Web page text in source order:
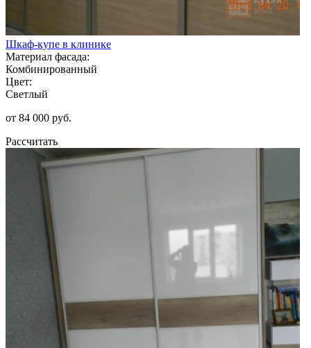
Шкаф-купе в клинике
Материал фасада:
Комбинированный
Цвет:
Светлый
от 84 000 руб.
Рассчитать